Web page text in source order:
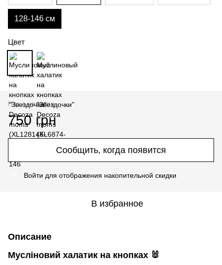
128-146 см
Цвет
Нет в наличии
750 грн
Сообщить, когда появится
Войти для отображения накопительной скидки
В избранное
Описание
Мусліновий халатик на кнопках 🐰